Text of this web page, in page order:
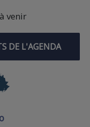
venir
DE L'AGENDA